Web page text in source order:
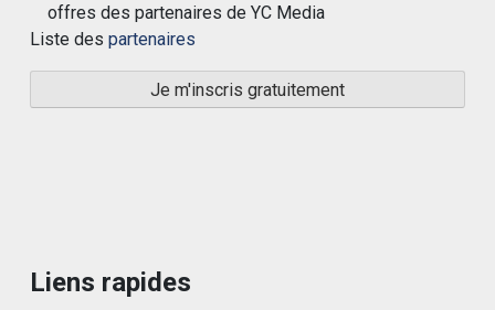
offres des partenaires de YC Media
Liste des partenaires
Liens rapides